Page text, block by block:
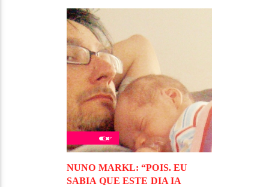
NUNO MARKL: “POIS. EU
SABIA QUE ESTE DIA IA